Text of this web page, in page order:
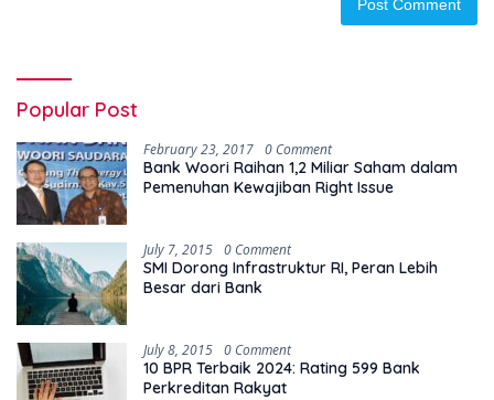
Popular Post
February 23, 2017 0 Comment
Bank Woori Raihan 1,2 Miliar Saham dalam
Pemenuhan Kewajiban Right Issue
July 7, 2015 0 Comment
SMI Dorong Infrastruktur RI, Peran Lebih
Besar dari Bank
July 8, 2015 0 Comment
10 BPR Terbaik 2024: Rating 599 Bank
Perkreditan Rakyat